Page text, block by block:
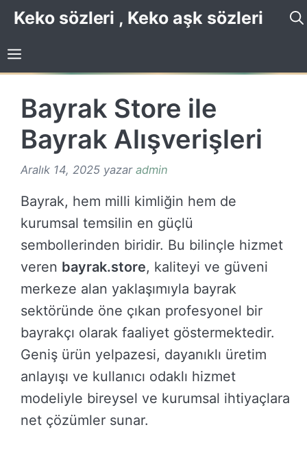
İçeriğe
Keko sözleri , Keko aşk sözleri
Bayrak Store ile
Bayrak Alışverişleri
Aralık 14, 2025 yazar admin
Bayrak, hem milli kimliğin hem de
kurumsal temsilin en güçlü
sembollerinden biridir. Bu bilinçle hizmet
veren bayrak.store, kaliteyi ve güveni
merkeze alan yaklaşımıyla bayrak
sektöründe öne çıkan profesyonel bir
bayrakçı olarak faaliyet göstermektedir.
Geniş ürün yelpazesi, dayanıklı üretim
anlayışı ve kullanıcı odaklı hizmet
modeliyle bireysel ve kurumsal ihtiyaçlara
net çözümler sunar.